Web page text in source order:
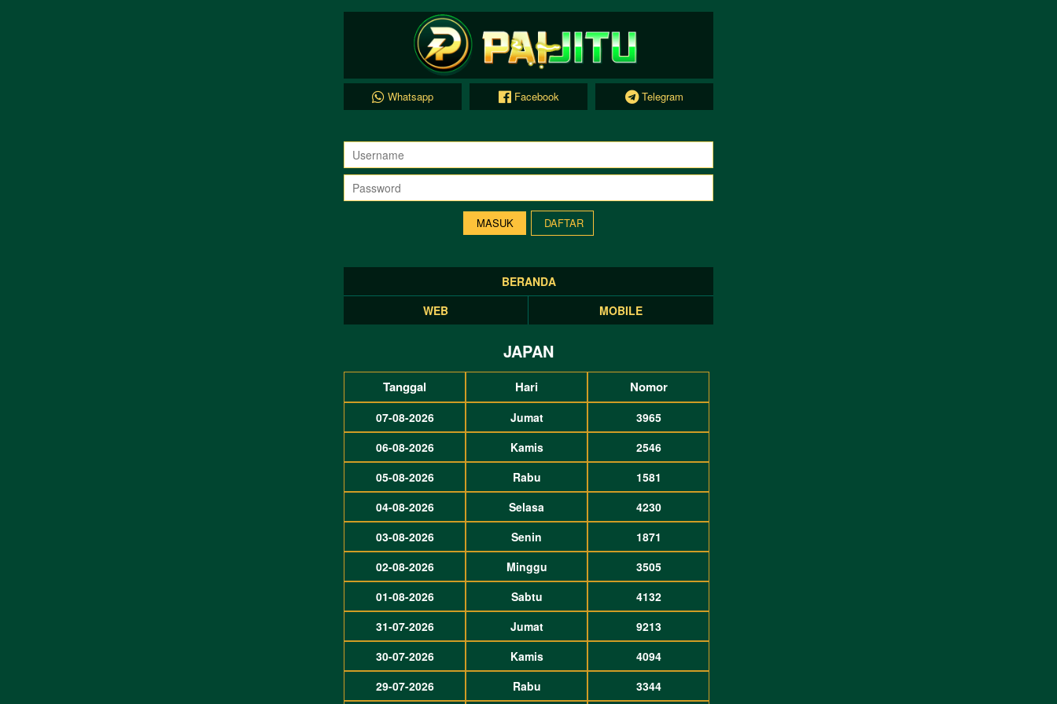
Whatsapp Facebook Telegram
DAFTAR
BERANDA
WEB
MOBILE
JAPAN
Tanggal Hari Nomor
07-08-2026 Jumat
3965
06-08-2026
Kamis
2546
05-08-2026
Rabu
1581
04-08-2026
Selasa
4230
03-08-2026
Senin
1871
02-08-2026
Minggu
3505
01-08-2026
Sabtu
4132
31-07-2026
Jumat
9213
30-07-2026
Kamis
4094
29-07-2026
Rabu 3344